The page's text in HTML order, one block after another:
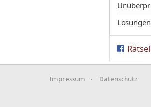
Impressum Datenschutz